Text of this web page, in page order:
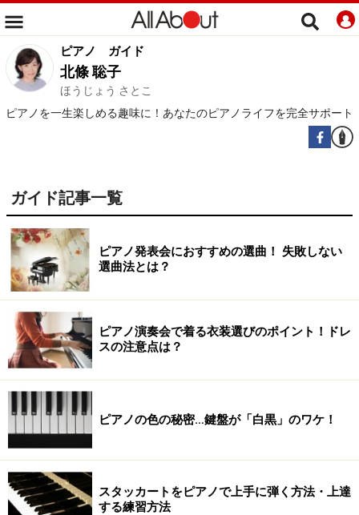
ピアノ ガイド
北條 聡子
ほうじょう さとこ
ピアノを一生楽しめる趣味に！あなたのピアノライフを完全サポート
ガイド記事一覧
ピアノ発表会におすすめの選曲！ 失敗しない
選曲法とは？
ピアノ演奏会で着る衣装選びのポイント！ドレ
スの注意点は？
ピアノの色の秘密…鍵盤が「白黒」のワケ！
スタッカートをピアノで上手に弾く方法・上達
する練習方法